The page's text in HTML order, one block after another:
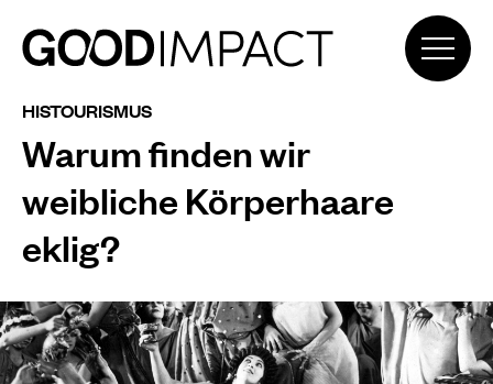
HISTOURISMUS
Warum finden wir
weibliche Körperhaare
eklig?